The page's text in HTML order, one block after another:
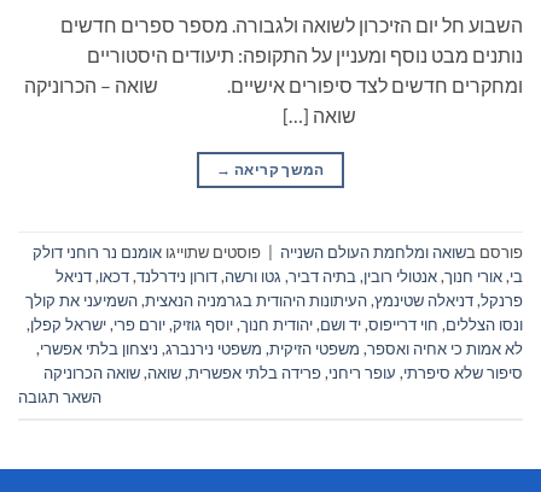
השבוע חל יום הזיכרון לשואה ולגבורה. מספר ספרים חדשים
נותנים מבט נוסף ומעניין על התקופה: תיעודים היסטוריים
ומחקרים חדשים לצד סיפורים אישיים. שואה – הכרוניקה
שואה […]
המשך קריאה →
פורסם בשואה ומלחמת העולם השנייה פוסטים שתוייגו אומנם נר רוחני דולק
בי,אורי חנוך,אנטולי רובין, בתיה דביר, גטו ורשה,דורון נידרלנד,דכאו,דניאל
פרנקל,דניאלה שטינמץ,העיתונות היהודית בגרמניה הנאצית,השמיעני את קולך
ונסו הצללים, חוי דרייפוס,יד ושם,יהודית חנוך,יוסף גוזיק,יורם פרי,ישראל קפלן,
לא אמות כי אחיה ואספר, משפטי הזיקית, משפטי נירנברג, ניצחון בלתי אפשרי,
סיפור שלא סיפרתי, עופר ריחני,פרידה בלתי אפשרית,שואה,שואה הכרוניקה
השאר תגובה